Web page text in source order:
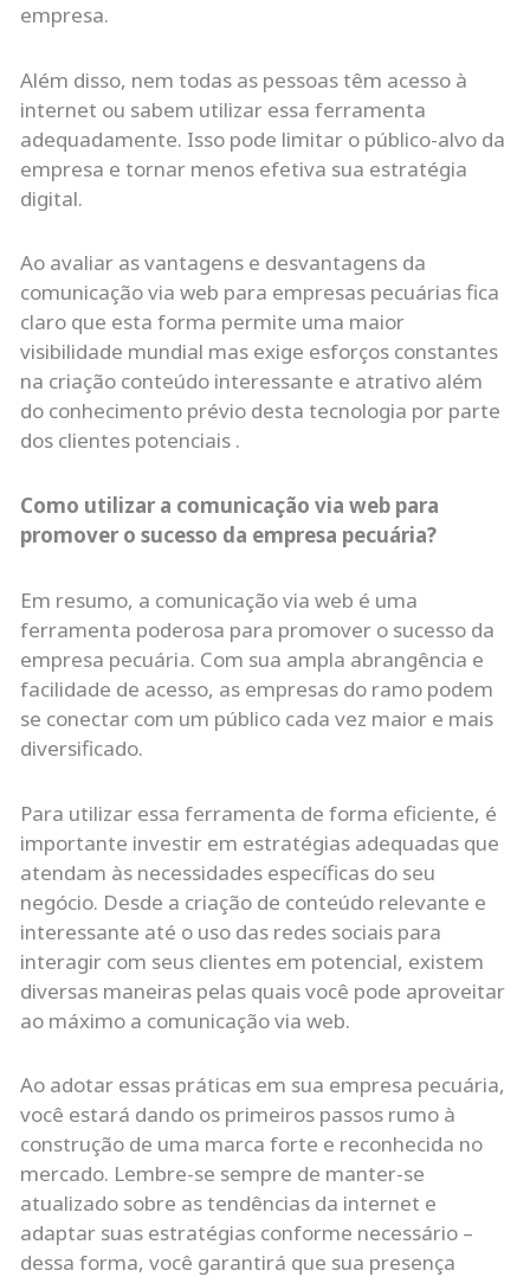
empresa.
Além disso, nem todas as pessoas têm acesso à
internet ou sabem utilizar essa ferramenta
adequadamente. Isso pode limitar o público-alvo da
empresa e tornar menos efetiva sua estratégia
digital.
Ao avaliar as vantagens e desvantagens da
comunicação via web para empresas pecuárias fica
claro que esta forma permite uma maior
visibilidade mundial mas exige esforços constantes
na criação conteúdo interessante e atrativo além
do conhecimento prévio desta tecnologia por parte
dos clientes potenciais .
Como utilizar a comunicação via web para
promover o sucesso da empresa pecuária?
Em resumo, a comunicação via web é uma
ferramenta poderosa para promover o sucesso da
empresa pecuária. Com sua ampla abrangência e
facilidade de acesso, as empresas do ramo podem
se conectar com um público cada vez maior e mais
diversificado.
Para utilizar essa ferramenta de forma eficiente, é
importante investir em estratégias adequadas que
atendam às necessidades específicas do seu
negócio. Desde a criação de conteúdo relevante e
interessante até o uso das redes sociais para
interagir com seus clientes em potencial, existem
diversas maneiras pelas quais você pode aproveitar
ao máximo a comunicação via web.
Ao adotar essas práticas em sua empresa pecuária,
você estará dando os primeiros passos rumo à
construção de uma marca forte e reconhecida no
mercado. Lembre-se sempre de manter-se
atualizado sobre as tendências da internet e
adaptar suas estratégias conforme necessário –
dessa forma, você garantirá que sua presença